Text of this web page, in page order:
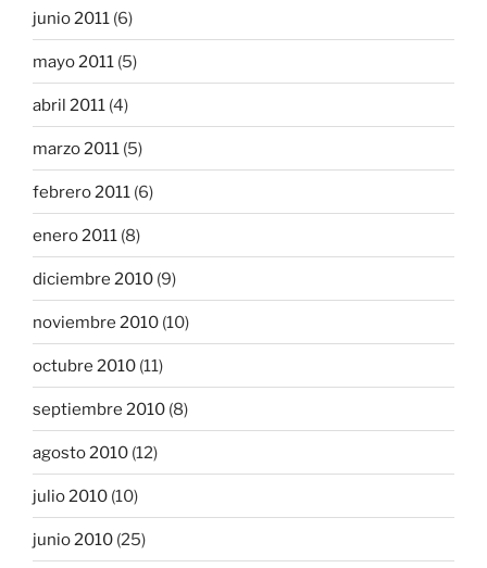
junio 2011 (6)
mayo 2011 (5)
abril 2011 (4)
marzo 2011 (5)
febrero 2011 (6)
enero 2011 (8)
diciembre 2010 (9)
noviembre 2010 (10)
octubre 2010 (11)
septiembre 2010 (8)
agosto 2010 (12)
julio 2010 (10)
junio 2010 (25)